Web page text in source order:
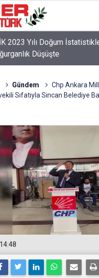
2023 Yılı Doğum
Düşüşte
Gündem
Chp Ankara
Sıfatıyla Sincan Belediye
14:48